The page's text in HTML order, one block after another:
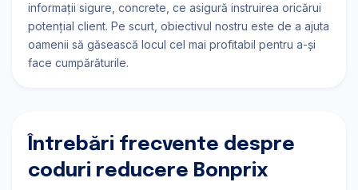
informații sigure, concrete, ce asigură instruirea oricărui
potențial client. Pe scurt, obiectivul nostru este de a ajuta
oamenii să găsească locul cel mai profitabil pentru a-și
face cumpărăturile.
Întrebări frecvente despre
coduri reducere Bonprix